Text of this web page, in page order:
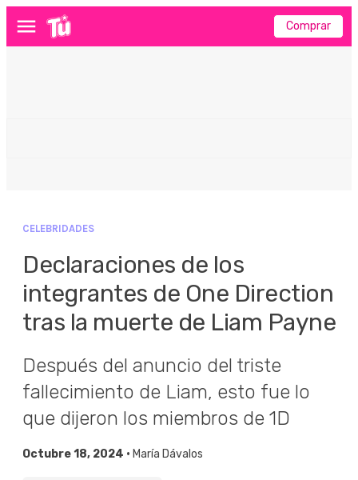
Menú Comprar
CELEBRIDADES
Declaraciones de los
integrantes de One Direction
tras la muerte de Liam Payne
Después del anuncio del triste
fallecimiento de Liam, esto fue lo
que dijeron los miembros de 1D
Octubre 18, 2024 • María Dávalos